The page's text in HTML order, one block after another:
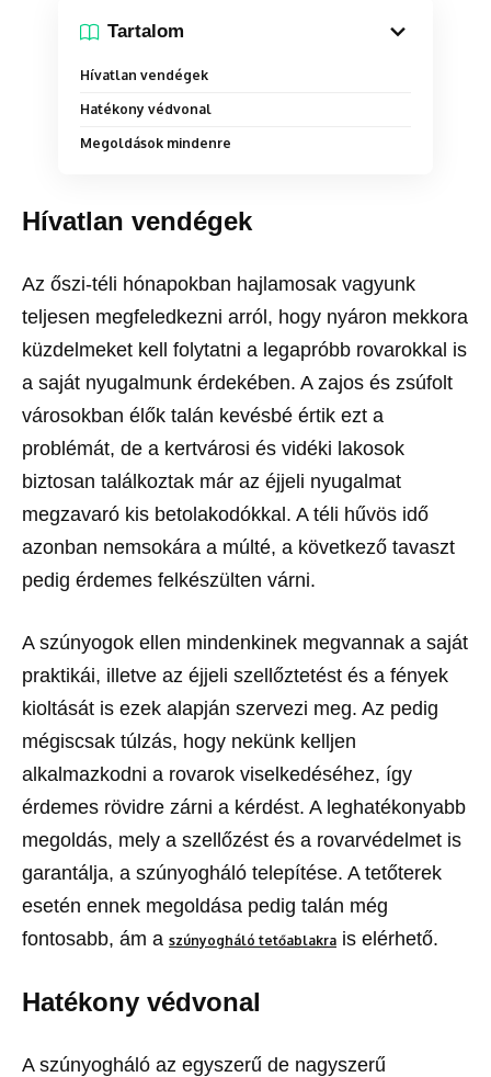
Tartalom
Hívatlan vendégek
Hatékony védvonal
Megoldások mindenre
Hívatlan vendégek
Az őszi-téli hónapokban hajlamosak vagyunk
teljesen megfeledkezni arról, hogy nyáron mekkora
küzdelmeket kell folytatni a legapróbb rovarokkal is
a saját nyugalmunk érdekében. A zajos és zsúfolt
városokban élők talán kevésbé értik ezt a
problémát, de a kertvárosi és vidéki lakosok
biztosan találkoztak már az éjjeli nyugalmat
megzavaró kis betolakodókkal. A téli hűvös idő
azonban nemsokára a múlté, a következő tavaszt
pedig érdemes felkészülten várni.
A szúnyogok ellen mindenkinek megvannak a saját
praktikái, illetve az éjjeli szellőztetést és a fények
kioltását is ezek alapján szervezi meg. Az pedig
mégiscsak túlzás, hogy nekünk kelljen
alkalmazkodni a rovarok viselkedéséhez, így
érdemes rövidre zárni a kérdést. A leghatékonyabb
megoldás, mely a szellőzést és a rovarvédelmet is
garantálja, a szúnyogháló telepítése. A tetőterek
esetén ennek megoldása pedig talán még
fontosabb, ám a szúnyogháló tetőablakra is elérhető.
Hatékony védvonal
A szúnyogháló az egyszerű de nagyszerű